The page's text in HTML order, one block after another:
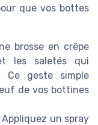
que vos bottes
brosse en crêpe
les saletés qui
Ce geste simple
de vos bottines
Appliquez un spray